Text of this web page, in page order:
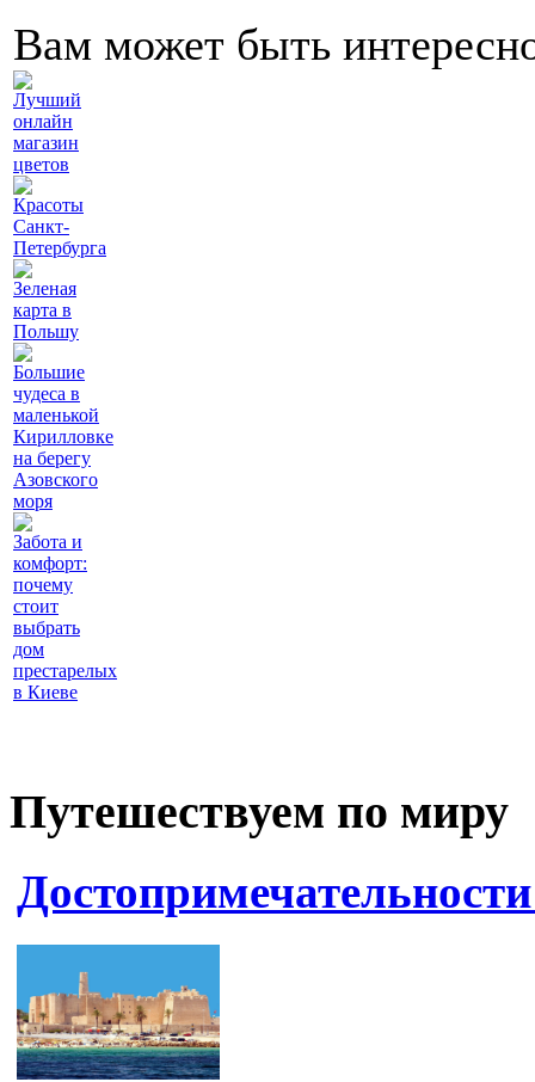
Вам может быть
Лучший
онлайн
магазин
цветов
Красоты
Санкт-
Петербурга
Зеленая
карта в
Польшу
Большие
чудеса в
маленькой
Кирилловке
на берегу
Азовского
моря
Забота и
комфорт:
почему
стоит
выбрать
дом
престарелых
в Киеве
Путешествуем по миру